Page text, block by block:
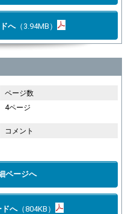
へ（3.94MB）
ページ数
4ページ
コメント
ページへ
へ（804KB）